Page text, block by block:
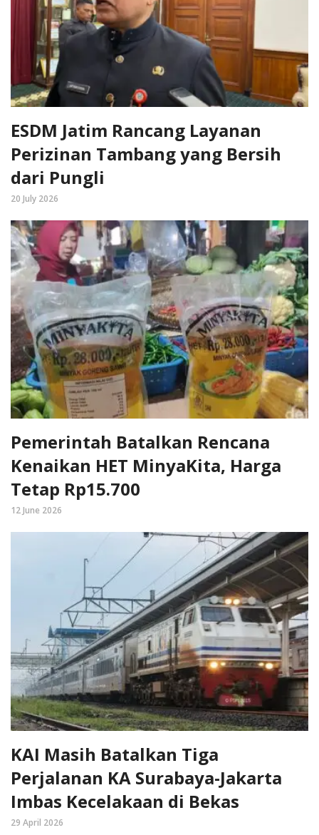
ESDM Jatim Rancang Layanan
Perizinan Tambang yang Bersih
dari Pungli
20 July 2026
Pemerintah Batalkan Rencana
Kenaikan HET MinyaKita, Harga
Tetap Rp15.700
12 June 2026
KAI Masih Batalkan Tiga
Perjalanan KA Surabaya-Jakarta
Imbas Kecelakaan di Bekas
29 April 2026